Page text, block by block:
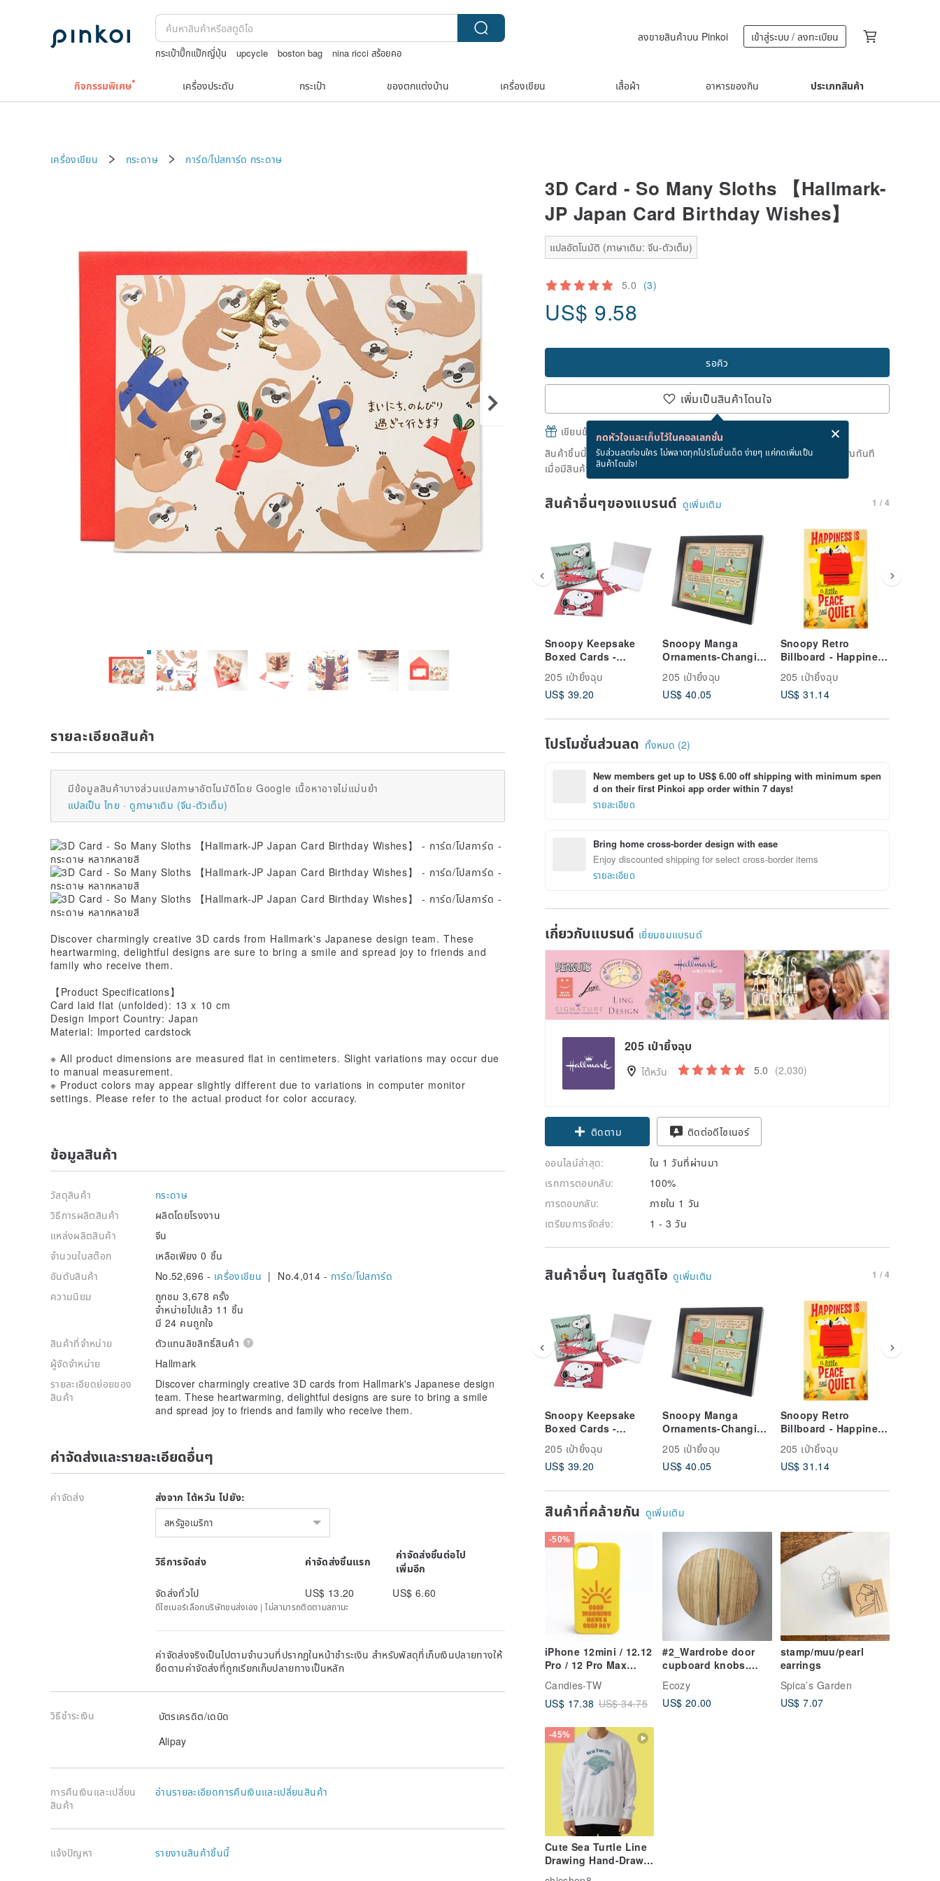
กระเป๋าปิ๊กแป๊กญี่ปุ่น upcycle boston bag
nina ricci สร้อยคอ
ลงขายสินค้าบน Pinkoi เข้าสู่ระบบ / ลงทะเบียน
กิจกรรมพิเศษ เครื่องประดับ กระเป๋า ของตกแต่งบ้าน เครื่องเขียน เสื้อผ้า อาหารของกิน ประเภทสินค้า
เครื่องเขียน กระดาษ การ์ด/โปสการ์ด กระดาษ
3D Card - So Many Sloths 【Hallmark-
JP Japan Card Birthday Wishes】
แปลอัตโนมัติ (ภาษาเดิม: จีน-ตัวเต็ม)
5.0 (3)
US$ 9.58
รอคิว
เพิ่มเป็นสินค้าโดนใจ
กดหัวใจและเก็บไว้ในคอลเลกชั่น
รับส่วนลดก่อนใคร ไม่พลาดทุกโปรโมชั่นเด็ด ง่ายๆ แค่กดเพิ่มเป็น
สินค้าโดนใจ!
เขียนข้อความและส่ง eCard ฟรีเมื่อซื้อสินค้า!
สินค้าชิ้นนี้ขายหมดแล้ว แต่คุณสามารถกดปุ่ม "รอคิว" และเราจะแจ้งเตือนคุณทันที
เมื่อมีสินค้าพร้อมขาย
สินค้าอื่นๆของแบรนด์ ดูเพิ่มเติม 1 / 4
Snoopy Keepsake
Boxed Cards -
Snoopy Says Hi, Set
of 40 [Hallmark-
Peanuts Greetings &
205 เป่ายิ้งฉุบ
US$ 39.20
Snoopy Manga
Ornaments-Changing
Life [Hallmark-
Peanuts Snoopy
Manga Ornaments]
205 เป่ายิ้งฉุบ
US$ 40.05
Snoopy Retro
Billboard - Happiness
Tranquility【Hallmark
-Peanuts
】
205 เป่ายิ้งฉุบ
US$ 31.14
โปรโมชั่นส่วนลด ทั้งหมด (2)
New members get up to US$ 6.00 off shipping with minimum spen
d on their first Pinkoi app order within 7 days!
รายละเอียด
Bring home cross-border design with ease
Enjoy discounted shipping for select cross-border items
รายละเอียด
เกี่ยวกับแบรนด์ เยี่ยมชมแบรนด์
205 เป่ายิ้งฉุบ
ไต้หวัน 5.0 (2,030)
Claim coupon
ติดตาม
ติดต่อดีไซเนอร์
ออนไลน์ล่าสุด:
ใน 1 วันที่ผ่านมา
เรทการตอบกลับ:
100%
การตอบกลับ:
ภายใน 1 วัน
เตรียมการจัดส่ง:
1 - 3 วัน
สินค้าอื่นๆ ในสตูดิโอ ดูเพิ่มเติม 1 / 4
Snoopy Keepsake
Boxed Cards -
Snoopy Says Hi, Set
of 40 [Hallmark-
Peanuts Greetings &
205 เป่ายิ้งฉุบ
US$ 39.20
Snoopy Manga
Ornaments-Changing
Life [Hallmark-
Peanuts Snoopy
Manga Ornaments]
205 เป่ายิ้งฉุบ
US$ 40.05
Snoopy Retro
Billboard - Happiness
Tranquility【Hallmark
-Peanuts
】
205 เป่ายิ้งฉุบ
US$ 31.14
สินค้าที่คล้ายกัน ดูเพิ่มเติม
-50%
iPhone 12mini / 12.12
Pro / 12 Pro Max
Simple Case - HAVE
A GOOD DAY
Candies-TW
US$ 17.38 US$ 34.75
#2_Wardrobe door
cupboard knobs.
Wood drawer pulls
handle. Pls see #1
smaller Ø
Ecozy
US$ 20.00
stamp/muu/pearl
earrings
Spica’s Garden
US$ 7.07
-45%
Cute Sea Turtle Line
Drawing Hand-Drawn
Illustration University
รายละเอียดสินค้า
มีข้อมูลสินค้าบางส่วนแปลภาษาอัตโนมัติโดย Google เนื้อหาอาจไม่แม่นยำ
แปลเป็น ไทย
ดูภาษาเดิม (จีน-ตัวเต็ม)
Discover charmingly creative 3D cards from Hallmark's Japanese design team. These
heartwarming, delightful designs are sure to bring a smile and spread joy to friends and
family who receive them.
【Product Specifications】
Card laid flat (unfolded): 13 x 10 cm
Design Import Country: Japan
Material: Imported cardstock
※ All product dimensions are measured flat in centimeters. Slight variations may occur due
to manual measurement.
※ Product colors may appear slightly different due to variations in computer monitor
settings. Please refer to the actual product for color accuracy.
ข้อมูลสินค้า
วัสดุสินค้า
กระดาษ
วิธีการผลิตสินค้า
ผลิตโดยโรงงาน
แหล่งผลิตสินค้า
จีน
จำนวนในสต๊อก
เหลือเพียง 0 ชิ้น
อันดับสินค้า
No.52,696 - เครื่องเขียน | No.4,014 - การ์ด/โปสการ์ด
ความนิยม
ถูกชม 3,678 ครั้ง
จำหน่ายไปแล้ว 11 ชิ้น
มี 24 คนถูกใจ
สินค้าที่จำหน่าย
ตัวแทนลิขสิทธิ์สินค้า
ผู้จัดจำหน่าย
Hallmark
รายละเอียดย่อยของ
สินค้า
Discover charmingly creative 3D cards from Hallmark's Japanese design
team. These heartwarming, delightful designs are sure to bring a smile
and spread joy to friends and family who receive them.
ค่าจัดส่งและรายละเอียดอื่นๆ
ค่าจัดส่ง ส่งจาก ไต้หวัน ไปยัง:
สหรัฐอเมริกา
วิธีการจัดส่ง ค่าจัดส่งชิ้นแรก
ค่าจัดส่งชิ้นต่อไป
เพิ่มอีก
จัดส่งทั่วไป
US$ 13.20 US$ 6.60
ดีไซเนอร์เลือกบริษัทขนส่งเอง | ไม่สามารถติดตามสถานะ
ค่าจัดส่งจริงเป็นไปตามจำนวนที่ปรากฏในหน้าชำระเงิน สำหรับพัสดุที่เก็บเงินปลายทางให้
ยึดตามค่าจัดส่งที่ถูกเรียกเก็บปลายทางเป็นหลัก
วิธีชำระเงิน
บัตรเครดิต/เดบิด
Alipay
การคืนเงินและเปลี่ยน
สินค้า
อ่านรายละเอียดการคืนเงินและเปลี่ยนสินค้า
แจ้งปัญหา รายงานสินค้าชิ้นนี้